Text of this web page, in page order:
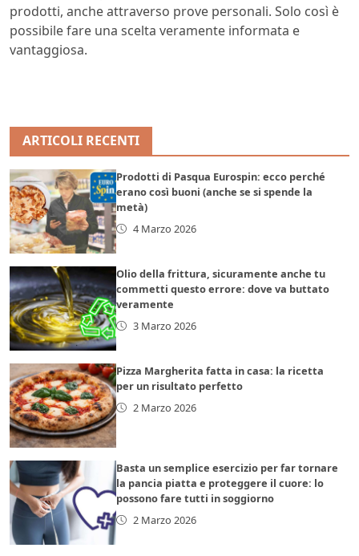
prodotti, anche attraverso prove personali. Solo così è
possibile fare una scelta veramente informata e
vantaggiosa.
ARTICOLI RECENTI
Prodotti di Pasqua Eurospin: ecco perché
erano così buoni (anche se si spende la
metà)
4 Marzo 2026
Olio della frittura, sicuramente anche tu
commetti questo errore: dove va buttato
veramente
3 Marzo 2026
Pizza Margherita fatta in casa: la ricetta
per un risultato perfetto
2 Marzo 2026
Basta un semplice esercizio per far tornare
la pancia piatta e proteggere il cuore: lo
possono fare tutti in soggiorno
2 Marzo 2026